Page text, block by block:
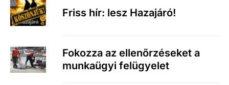
Friss hír: lesz Hazajáró!
Fokozza az ellenőrzéseket a
munkaügyi felügyelet